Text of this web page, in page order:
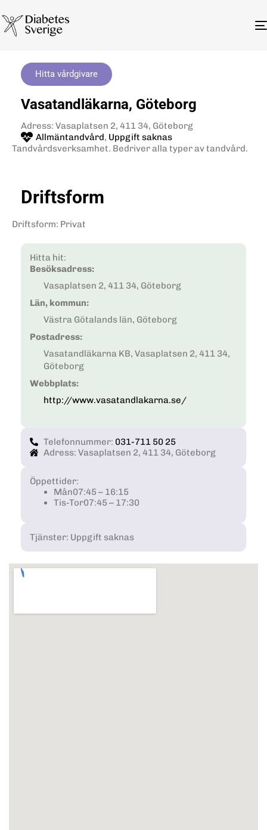
Hitta vårdgivare
Vasatandläkarna, Göteborg
Adress: Vasaplatsen 2, 411 34, Göteborg
Allmäntandvård, Uppgift saknas
Tandvårdsverksamhet. Bedriver alla typer av tandvård.
Driftsform
Driftsform: Privat
Hitta hit:
Besöksadress:
Vasaplatsen 2, 411 34, Göteborg
Län, kommun:
Västra Götalands län, Göteborg
Postadress:
Vasatandläkarna KB, Vasaplatsen 2, 411 34,
Göteborg
Webbplats:
http://www.vasatandlakarna.se/
Telefonnummer: 031-711 50 25
Adress: Vasaplatsen 2, 411 34, Göteborg
Öppettider:
Mån07:45 – 16:15
Tis-Tor07:45 – 17:30
Tjänster: Uppgift saknas